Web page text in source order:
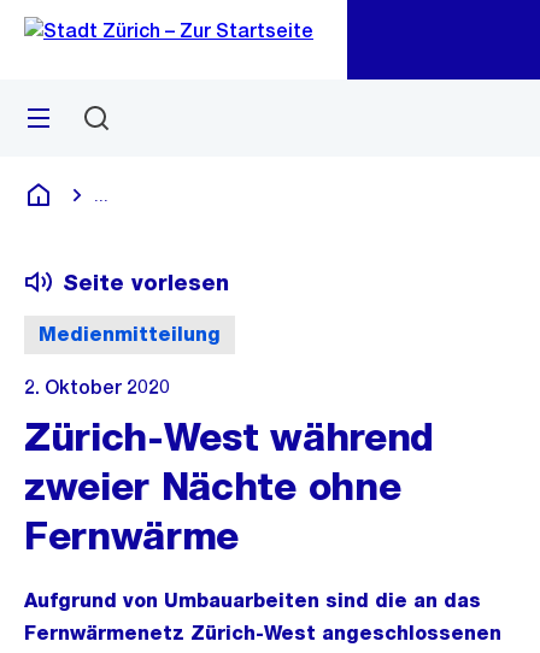
Navigation
Sprunglink
Menü
Deutsch
Medienmitteilung
Seite vorlesen
2. Oktober 2020
Zürich-West während
zweier Nächte ohne
Fernwärme
Aufgrund von Umbauarbeiten sind die an das
Fernwärmenetz Zürich-West angeschlossenen